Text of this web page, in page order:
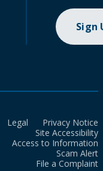
Sign
Legal
Privacy Notice
Site Accessibility
Access to Information
Scam Alert
File a Complaint